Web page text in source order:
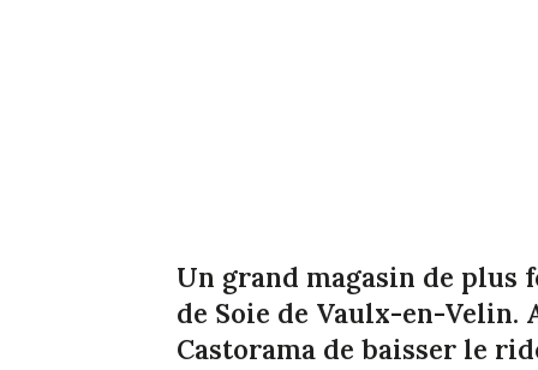
Un grand magasin de plus
de Soie de Vaulx-en-Velin.
Castorama de baisser le